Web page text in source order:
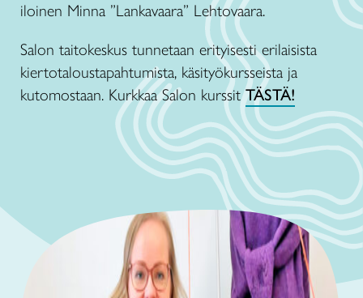
iloinen Minna ”Lankavaara” Lehtovaara.
Salon taitokeskus tunnetaan erityisesti erilaisista
kiertotaloustapahtumista, käsityökursseista ja
kutomostaan. Kurkkaa Salon kurssitTÄSTÄ!